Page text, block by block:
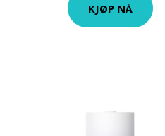
KJØP NÅ